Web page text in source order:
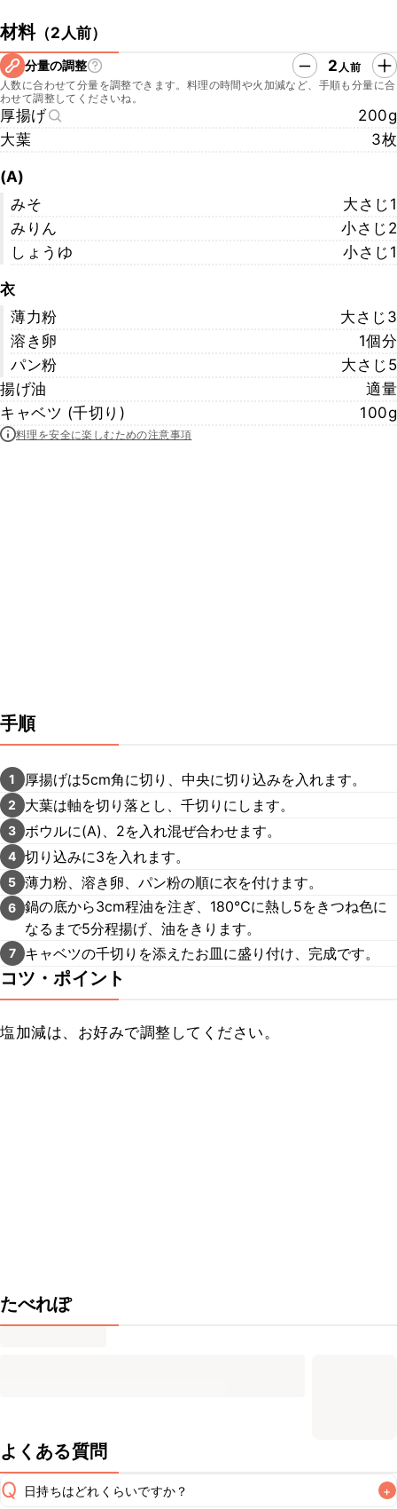
材料（2人前）
分量の調整 2 人前
人数に合わせて分量を調整できます。料理の時間や火加減など、手順も分量に合
わせて調整してくださいね。
厚揚げ
200g
大葉
3枚
(A)
みそ
大さじ1
みりん
小さじ2
しょうゆ
小さじ1
衣
薄力粉
大さじ3
溶き卵
1個分
パン粉
大さじ5
揚げ油
適量
キャベツ (千切り)
100g
料理を安全に楽しむための注意事項
手順
1 厚揚げは5cm角に切り、中央に切り込みを入れます。
2 大葉は軸を切り落とし、千切りにします。
3 ボウルに(A)、2を入れ混ぜ合わせます。
4 切り込みに3を入れます。
5 薄力粉、溶き卵、パン粉の順に衣を付けます。
6 鍋の底から3cm程油を注ぎ、180℃に熱し5をきつね色に
なるまで5分程揚げ、油をきります。
7 キャベツの千切りを添えたお皿に盛り付け、完成です。
コツ・ポイント
塩加減は、お好みで調整してください。
たべれぽ
よくある質問
Q 日持ちはどれくらいですか？
+